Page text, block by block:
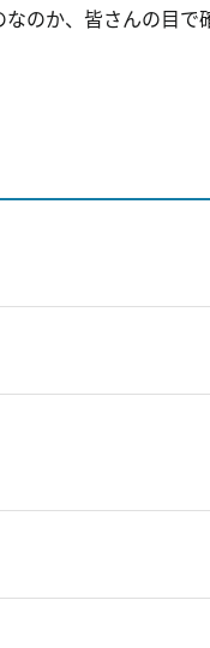
のか、皆さんの目で